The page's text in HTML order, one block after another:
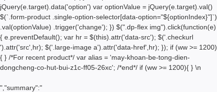
jQuery(e.target).data('option') var optionValue = jQuery(e.target).val()
$(`.form-product .single-option-selector[data-option="${optionIndex}"]`)
.val(optionValue) .trigger('change'); }) $(".dp-flex img").click(function(e)
{ e.preventDefault(); var hr = $(this).attr('data-src'); $('.checkurl
').attr('src',hr); $('.large-image a').attr('data-href',hr); }); if (ww >= 1200)
{ } /*For recent product*/ var alias = 'may-khoan-be-tong-dien-
dongcheng-co-hut-bui-z1c-ff05-26xc'; /*end*/ if (ww >= 1200){ } \n
","summary":"